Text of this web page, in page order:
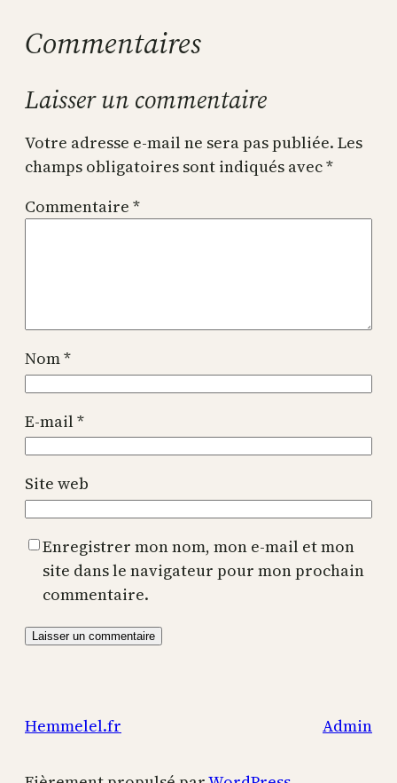
Commentaires
Laisser un commentaire
Votre adresse e-mail ne sera pas publiée. Les
champs obligatoires sont indiqués avec*
Commentaire *
Nom*
E-mail*
Site web
Enregistrer mon nom, mon e-mail et mon
site dans le navigateur pour mon prochain
commentaire.
Hemmelel.fr Admin